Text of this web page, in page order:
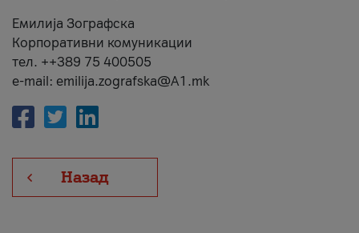
Емилија Зографска
Корпоративни комуникации
тел. ++389 75 400505
e-mail: emilija.zografska@A1.mk
Назад